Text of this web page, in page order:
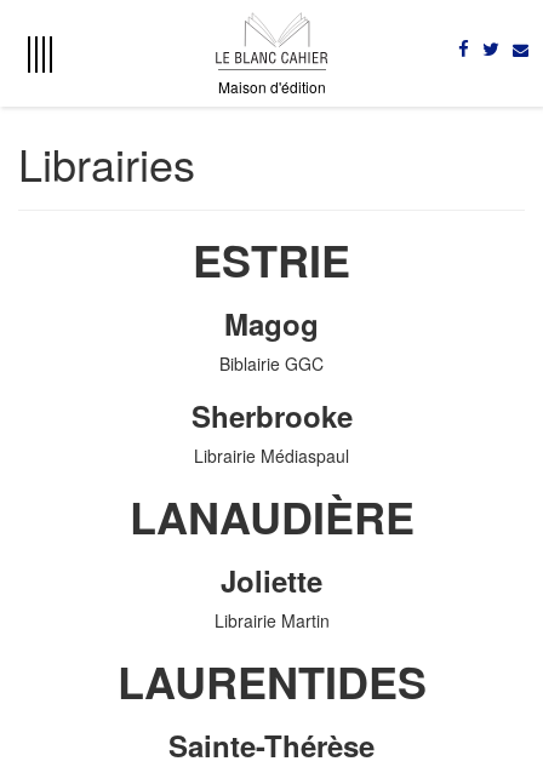
Maison d'édition
Librairies
ESTRIE
Magog
Biblairie GGC
Sherbrooke
Librairie Médiaspaul
LANAUDIÈRE
Joliette
Librairie Martin
LAURENTIDES
Sainte-Thérèse